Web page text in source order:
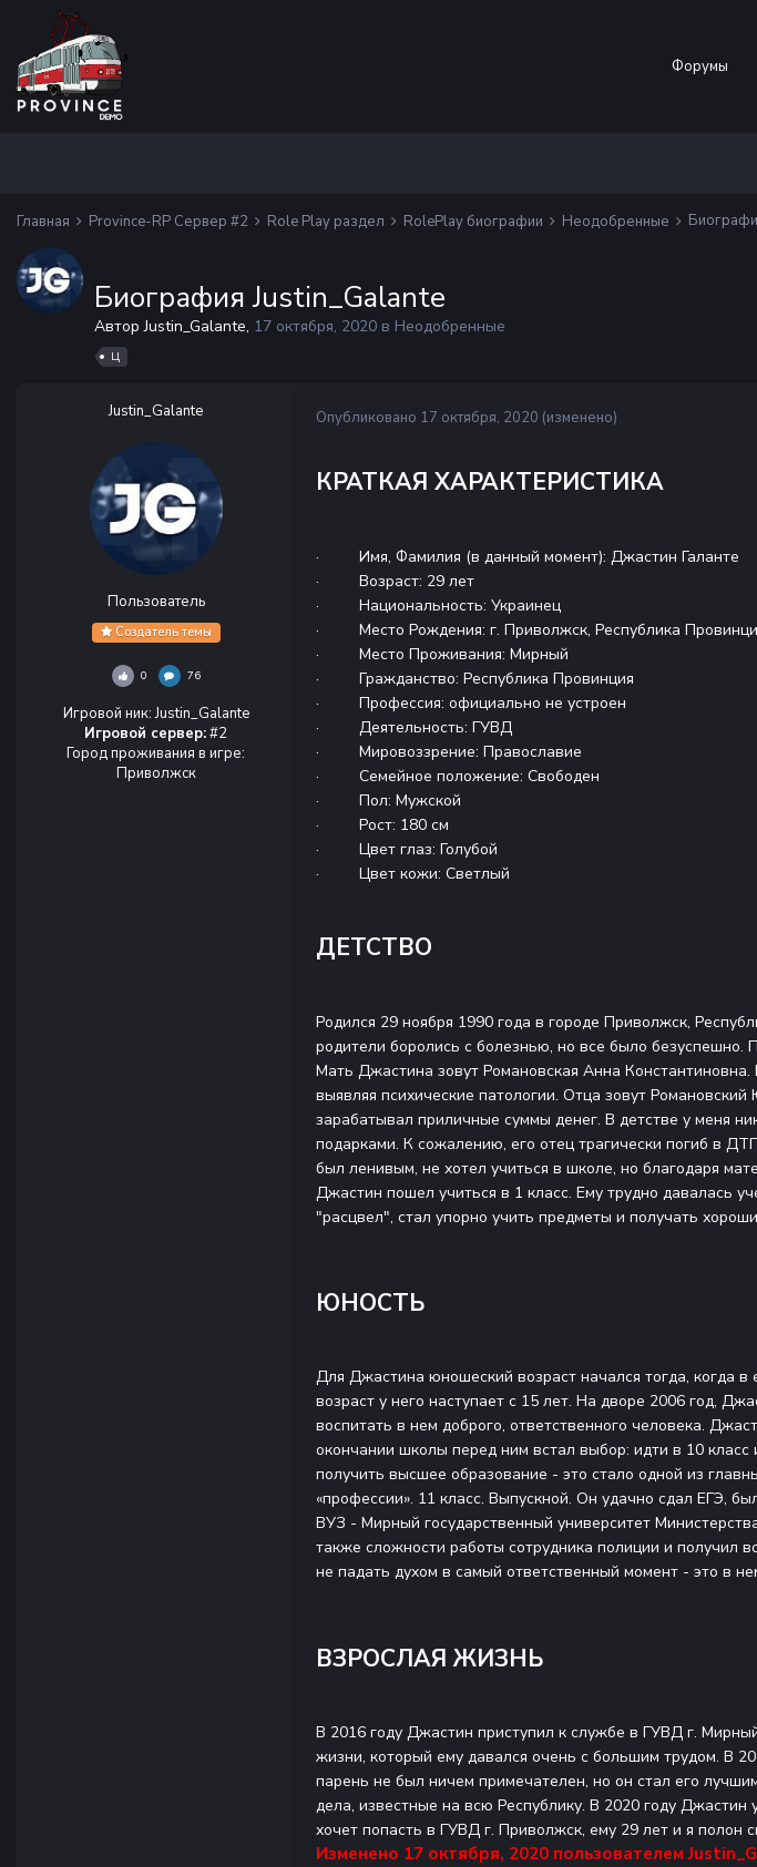
Форумы
Главная Province-RP Сервер #2 Role Play раздел RolePlay биографии Неодобренные
Биография Justin_Galante
Автор Justin_Galante, 17 октября, 2020 в Неодобренные
Ц
Justin_Galante
Пользователь
Создатель темы
0 76
Игровой ник:Justin_Galante
Игровой сервер:#2
Город проживания в игре:
Приволжск
Опубликовано 17 октября, 2020 (изменено)
КРАТКАЯ ХАРАКТЕРИСТИКА
· Имя, Фамилия (в данный момент): Джастин Галанте
· Возраст: 29 лет
· Национальность: Украинец
· Место Рождения: г. Приволжск, Республика
· Место Проживания: Мирный
· Гражданство: Республика Провинция
· Профессия: официально не устроен
· Деятельность: ГУВД
· Мировоззрение: Православие
· Семейное положение: Свободен
· Пол: Мужской
· Рост: 180 см
· Цвет глаз: Голубой
· Цвет кожи: Светлый
ДЕТСТВО
Родился 29 ноября 1990 года в городе Приволжск,
родители боролись с болезнью, но все было безуспешно.
Мать Джастина зовут Романовская Анна Константиновна.
выявляя психические патологии. Отца зовут
зарабатывал приличные суммы денег. В детстве у меня
подарками. К сожалению, его отец трагически погиб в
был ленивым, не хотел учиться в школе, но благодаря
Джастин пошел учиться в 1 класс. Ему трудно давалась
"расцвел", стал упорно учить предметы и получать
ЮНОСТЬ
Для Джастина юношеский возраст начался тогда, когда в
возраст у него наступает с 15 лет. На дворе 2006 год,
воспитать в нем доброго, ответственного человека.
окончании школы перед ним встал выбор: идти в 10
получить высшее образование - это стало одной из
«профессии». 11 класс. Выпускной. Он удачно сдал ЕГЭ,
ВУЗ - Мирный государственный университет
также сложности работы сотрудника полиции и получил
не падать духом в самый ответственный момент - это в
ВЗРОСЛАЯ ЖИЗНЬ
В 2016 году Джастин приступил к службе в ГУВД г.
жизни, который ему давался очень с большим трудом. В
парень не был ничем примечателен, но он стал его
дела, известные на всю Республику. В 2020 году Джастин
хочет попасть в ГУВД г. Приволжск, ему 29 лет и я полон
Изменено 17 октября, 2020 пользователем